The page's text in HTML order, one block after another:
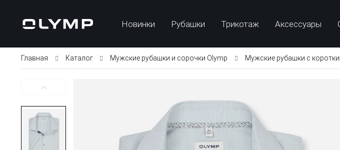
Новинки Рубашки Трикотаж Аксессуары
Главная Каталог Мужские рубашки и сорочки Olymp Мужские рубашки с